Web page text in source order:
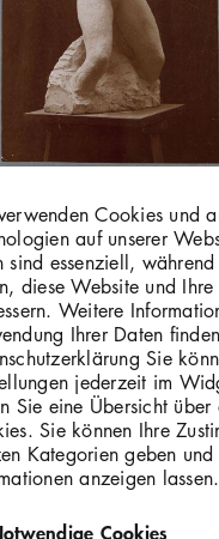
0071_001
Museum
Sammlung
Cookies und
auf unserer
sind essenziell,
diese Website und
Weitere
Ihrer Daten
Sie
jederzeit im
Sie eine Übersicht
Sie können Ihre
Kategorien geben
anzeigen lassen.
Cookies